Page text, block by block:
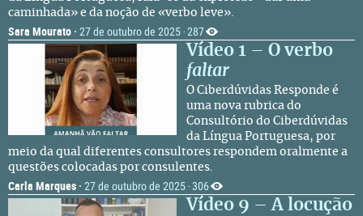
caminhada» e da noção de «verbo leve».
Sara Mourato · 27 de outubro de 2025 · 287
Vídeo 1 – O verbo
faltar
O Ciberdúvidas Responde é
uma nova rubrica do
Consultório do Ciberdúvidas
da Língua Portuguesa, por
meio da qual diferentes consultores respondem oralmente a
questões colocadas por consulentes.
Carla Marques · 27 de outubro de 2025 · 306
Vídeo 9 – A locução